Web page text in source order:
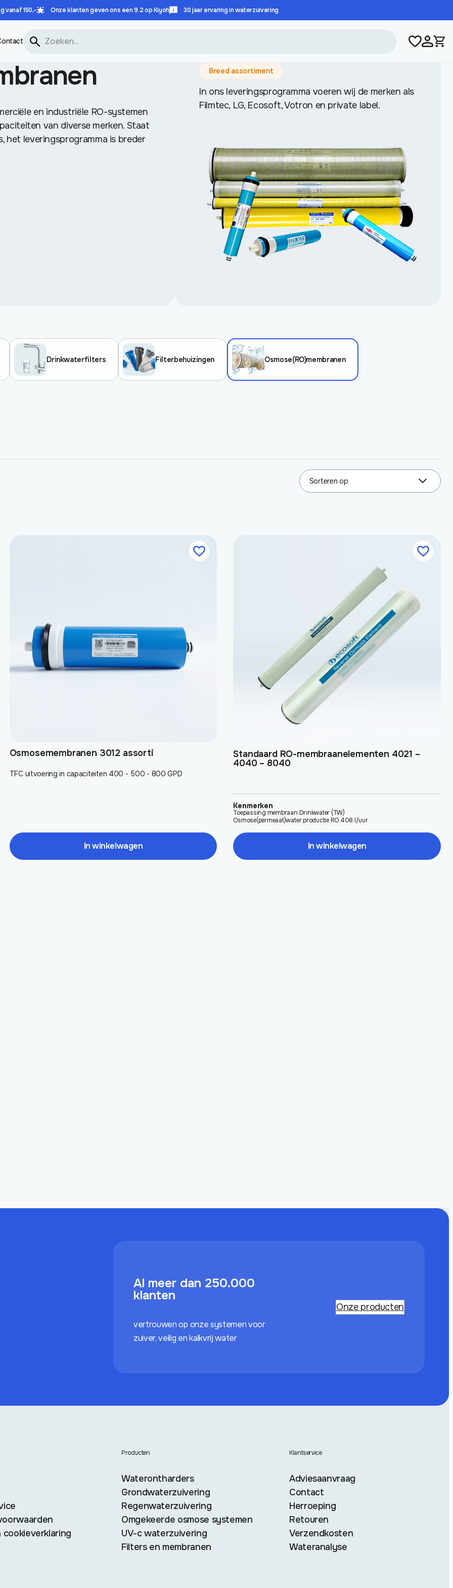
vanaf 150,- Onze klanten geven ons een 9.2 op Kiyoh 30 jaar ervaring in waterzuivering
en industriële RO-systemen
van diverse merken. Staat
het leveringsprogramma is breder
Breed assortiment
In ons leveringsprogramma voeren wij de merken als
Filmtec, LG, Ecosoft, Votron en private label.
Drinkwaterfilters Filterbehuizingen Osmose(RO)membranen
Sorteren op
3
Osmosemembranen 3012 assorti
TFC uitvoering in capaciteiten 400 - 500 - 800 GPD
In winkelwagen
Standaard RO-membraanelementen 4021 –
4040 – 8040
Kenmerken
Toepassing membraan Drinkwater (TW)
Osmose(permeaat)water productie RO 408 l/uur
In winkelwagen
Al meer dan 250.000
klanten
vertrouwen op onze systemen voor
zuiver, veilig en kalkvrij water
Onze producten
cookieverklaring
Producten
Waterontharders
Grondwaterzuivering
Regenwaterzuivering
Omgekeerde osmose systemen
UV-c waterzuivering
Filters en membranen
Klantservice
Adviesaanvraag
Contact
Herroeping
Retouren
Verzendkosten
Wateranalyse